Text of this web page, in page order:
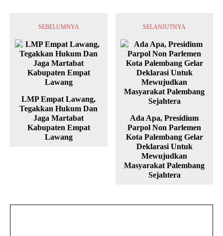
SEBELUMNYA
LMP Empat Lawang,
Tegakkan Hukum Dan
Jaga Martabat
Kabupaten Empat
Lawang
SELANJUTNYA
Ada Apa, Presidium
Parpol Non Parlemen
Kota Palembang Gelar
Deklarasi Untuk
Mewujudkan
Masyarakat Palembang
Sejahtera